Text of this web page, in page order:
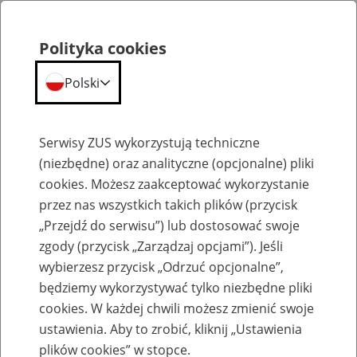
Szkolenia
Zaproś ZUS do siebie: Aktywni 50+
Polityka cookies
Polski
Serwisy ZUS wykorzystują techniczne
(niezbędne) oraz analityczne (opcjonalne) pliki
cookies. Możesz zaakceptować wykorzystanie
przez nas wszystkich takich plików (przycisk
„Przejdź do serwisu”) lub dostosować swoje
zgody (przycisk „Zarządzaj opcjami”). Jeśli
wybierzesz przycisk „Odrzuć opcjonalne”,
będziemy wykorzystywać tylko niezbędne pliki
cookies. W każdej chwili możesz zmienić swoje
ustawienia. Aby to zrobić, kliknij „Ustawienia
plików cookies” w stopce.